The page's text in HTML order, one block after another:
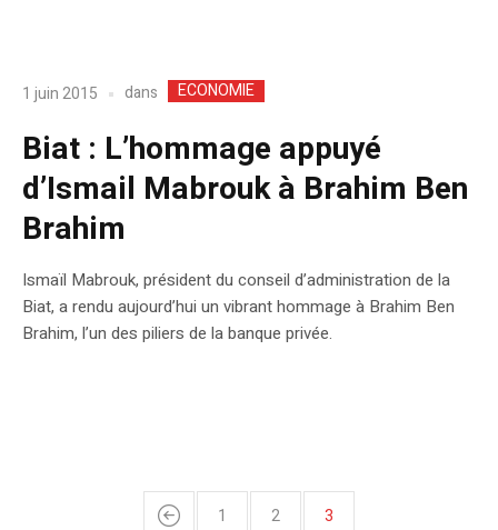
1 juin 2015 dans ECONOMIE
Biat : L’hommage appuyé
d’Ismail Mabrouk à Brahim Ben
Brahim
Ismaïl Mabrouk, président du conseil d’administration de la
Biat, a rendu aujourd’hui un vibrant hommage à Brahim Ben
Brahim, l’un des piliers de la banque privée.
1 2 3